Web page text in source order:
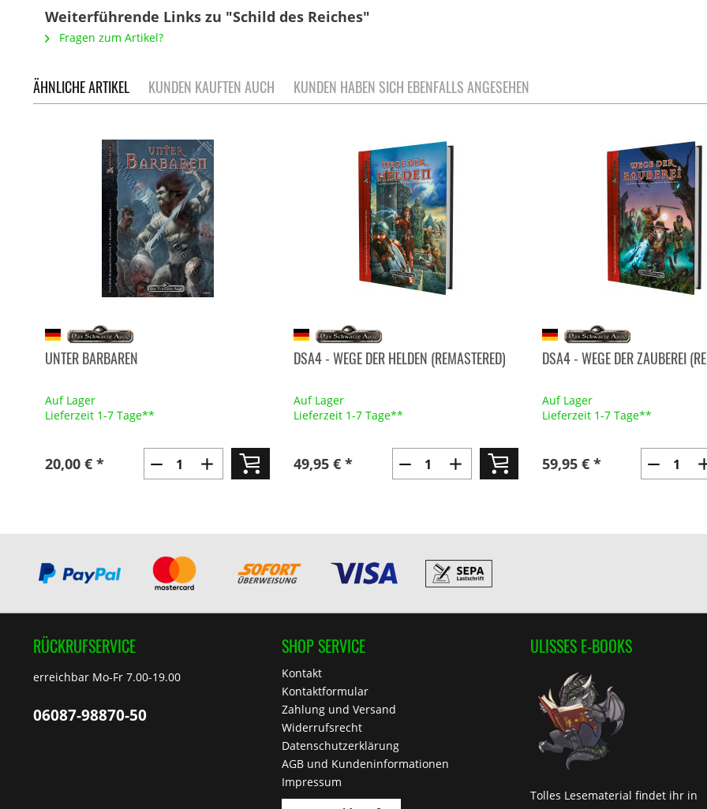
Weiterführende Links zu "Schild des Reiches"
Fragen zum Artikel?
ÄHNLICHE ARTIKEL KUNDEN KAUFTEN AUCH KUNDEN HABEN SICH EBENFALLS ANGESEHEN
UNTER BARBAREN
Auf Lager
Lieferzeit 1-7 Tage**
20,00 € *
DSA4 - WEGE DER HELDEN (REMASTERED)
Auf Lager
Lieferzeit 1-7 Tage**
49,95 € *
DSA4 - WEGE DER ZAUBEREI
Auf Lager
Lieferzeit 1-7 Tage**
59,95 € *
RÜCKRUFSERVICE
erreichbar Mo-Fr 7.00-19.00
06087-98870-50
SHOP SERVICE
Kontakt
Kontaktformular
Zahlung und Versand
Widerrufsrecht
Datenschutzerklärung
AGB und Kundeninformationen
Impressum
ULISSES E-BOOKS
Tolles Lesematerial findet ihr in